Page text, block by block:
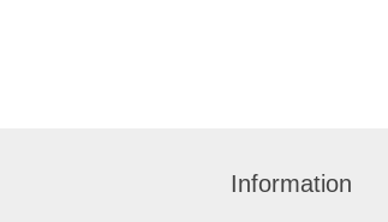
Information